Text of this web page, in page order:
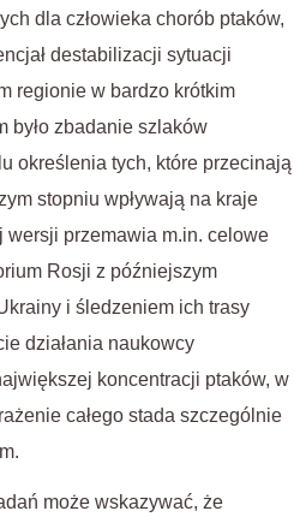
dla człowieka chorób ptaków,
destabilizacji sytuacji
regionie w bardzo krótkim
było zbadanie szlaków
określenia tych, które przecinają
stopniu wpływają na kraje
wersji przemawia m.in. celowe
Rosji z późniejszym
i śledzeniem ich trasy
działania naukowcy
koncentracji ptaków, w
całego stada szczególnie
może wskazywać, że